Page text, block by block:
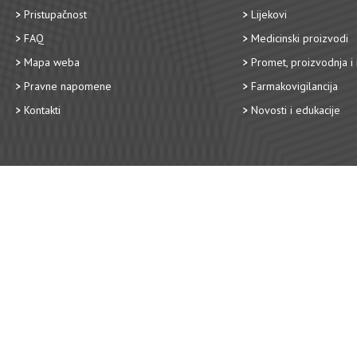
Pristupačnost
FAQ
Mapa weba
Pravne napomene
Kontakti
Lijekovi
Medicinski proizvodi
Promet, proizvodnja i
Farmakovigilancija
Novosti i edukacije